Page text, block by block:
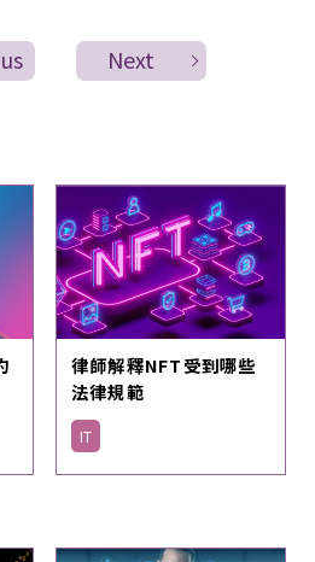
Next
律師解釋NFT受到哪些
法律規範
IT